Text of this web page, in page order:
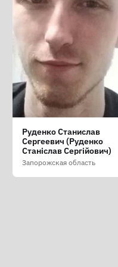
Николаенкова Елена
Владимировна
Калининградская область
Руденко Станислав
Сергеевич (Руденко
Станіслав Сергійович)
Запорожская область